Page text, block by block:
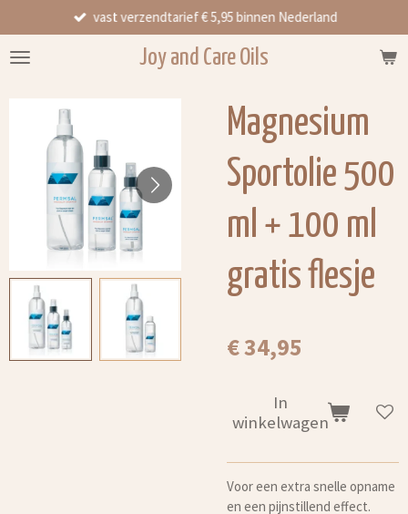
direct
naar
Joy and Care Oils
vast verzendtarief € 5,95 binnen Nederland
Magnesium
Sportolie 500
ml + 100 ml
gratis flesje
€ 34,95
In
winkelwagen
Voor een extra snelle opname
en een pijnstillend effect.